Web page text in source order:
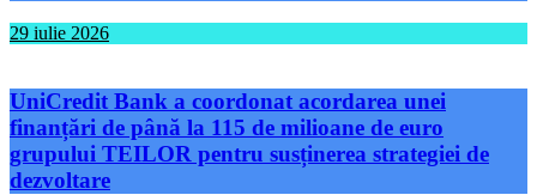
29 iulie 2026
UniCredit Bank a coordonat acordarea unei
finanțări de până la 115 de milioane de euro
grupului TEILOR pentru susținerea strategiei de
dezvoltare